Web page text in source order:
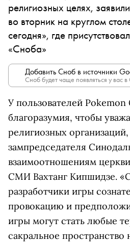
религиозных целях,
во вторник на круглом
сегодня», где
«Сноба»
Добавить Сноб в источники
Сноб будет чаще появляться у вас
У пользователей
благоразумия, чтобы
религиозных организаций,
зампредседателя
взаимоотношениям
СМИ Вахтанг Кипшидзе.
разработчики игры
провокацию и
игры могут стать любые
сакральное